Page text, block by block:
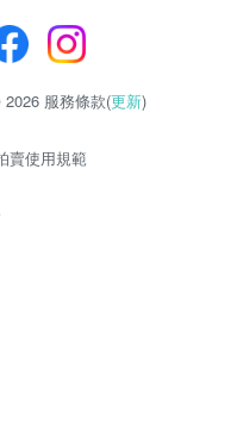
服務條款(更新)
賣使用規範